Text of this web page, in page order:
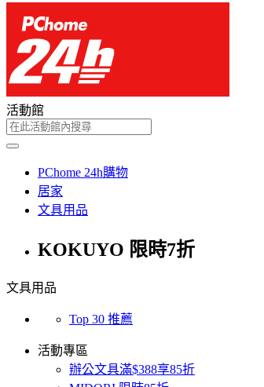
活動館
PChome 24h購物
居家
文具用品
KOKUYO 限時7折
文具用品
Top 30 推薦
活動專區
辦公文具滿$388享85折